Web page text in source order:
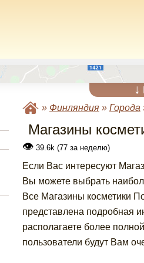
↓
» Финляндия» Города
Магазины
👁39.6k (77 за неделю)
Если Вас интересуют
Вы можете выбрать
Все Магазины косметики
представлена подробная
располагаете более
пользователи будут Вам